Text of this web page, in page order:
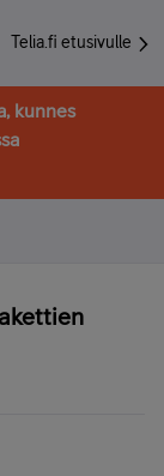
Telia.fi etusivulle
kunnes